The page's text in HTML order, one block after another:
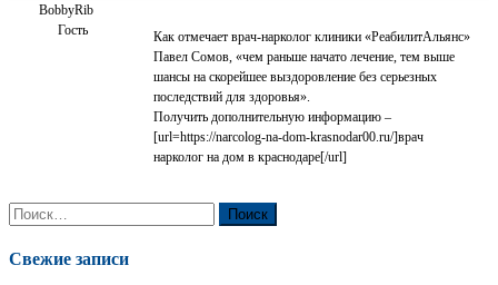
BobbyRib
Гость
Как отмечает врач-нарколог клиники «РеабилитАльянс»
Павел Сомов, «чем раньше начато лечение, тем выше
шансы на скорейшее выздоровление без серьезных
последствий для здоровья».
Получить дополнительную информацию –
[url=https://narcolog-na-dom-krasnodar00.ru/]врач
нарколог на дом в краснодаре[/url]
Найти:
Свежие записи